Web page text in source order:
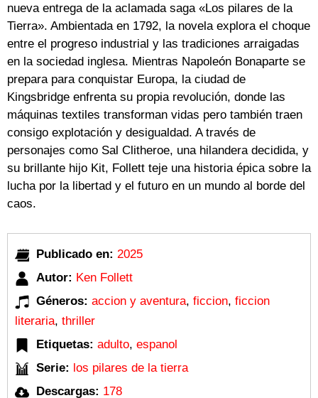
nueva entrega de la aclamada saga «Los pilares de la
Tierra». Ambientada en 1792, la novela explora el choque
entre el progreso industrial y las tradiciones arraigadas
en la sociedad inglesa. Mientras Napoleón Bonaparte se
prepara para conquistar Europa, la ciudad de
Kingsbridge enfrenta su propia revolución, donde las
máquinas textiles transforman vidas pero también traen
consigo explotación y desigualdad. A través de
personajes como Sal Clitheroe, una hilandera decidida, y
su brillante hijo Kit, Follett teje una historia épica sobre la
lucha por la libertad y el futuro en un mundo al borde del
caos.
Publicado en: 2025
Autor: Ken Follett
Géneros: accion y aventura, ficcion, ficcion
literaria, thriller
Etiquetas: adulto, espanol
Serie: los pilares de la tierra
Descargas: 178